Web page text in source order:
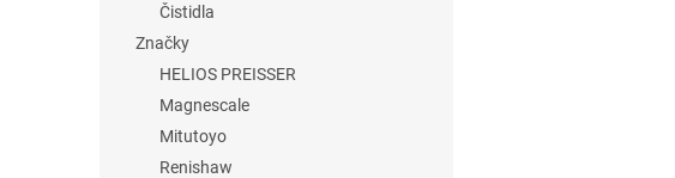
Čistidla
Značky
HELIOS PREISSER
Magnescale
Mitutoyo
Renishaw